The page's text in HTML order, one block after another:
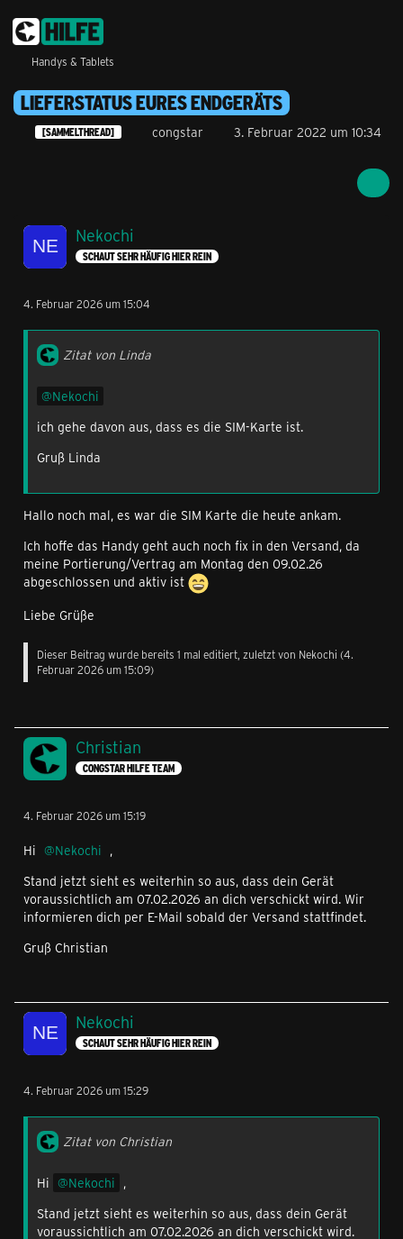
Handys & Tablets
LIEFERSTATUS EURES ENDGERÄTS
[SAMMELTHREAD] congstar 3. Februar 2022 um 10:34
Nekochi
SCHAUT SEHR HÄUFIG HIER REIN
4. Februar 2026 um 15:04
Zitat von Linda
Nekochi
ich gehe davon aus, dass es die SIM-Karte ist.
Gruß Linda
Hallo noch mal, es war die SIM Karte die heute ankam.
Ich hoffe das Handy geht auch noch fix in den Versand, da
meine Portierung/Vertrag am Montag den 09.02.26
abgeschlossen und aktiv ist
Liebe Grüße
Dieser Beitrag wurde bereits 1 mal editiert, zuletzt von Nekochi (4.
Februar 2026 um 15:09)
Christian
CONGSTAR HILFE TEAM
4. Februar 2026 um 15:19
Hi Nekochi ,
Stand jetzt sieht es weiterhin so aus, dass dein Gerät
voraussichtlich am 07.02.2026 an dich verschickt wird. Wir
informieren dich per E-Mail sobald der Versand stattfindet.
Gruß Christian
Nekochi
SCHAUT SEHR HÄUFIG HIER REIN
4. Februar 2026 um 15:29
Zitat von Christian
Hi Nekochi ,
Stand jetzt sieht es weiterhin so aus, dass dein Gerät
voraussichtlich am 07.02.2026 an dich verschickt wird.